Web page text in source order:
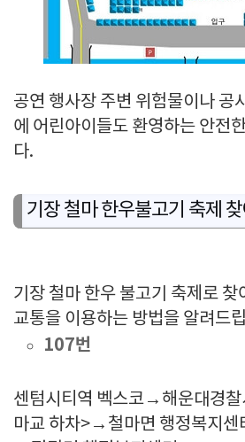
공연 행사장 주변 위험물이나 공
에 어린아이들도 환영하는 안전
다.
기장 철마 한우불고기 축제
기장 철마 한우 불고기 축제로
교통을 이용하는 방법을 알려드
107번
센텀시티역 벡스코→해운대경
마교 하차>→철마면 행정복지